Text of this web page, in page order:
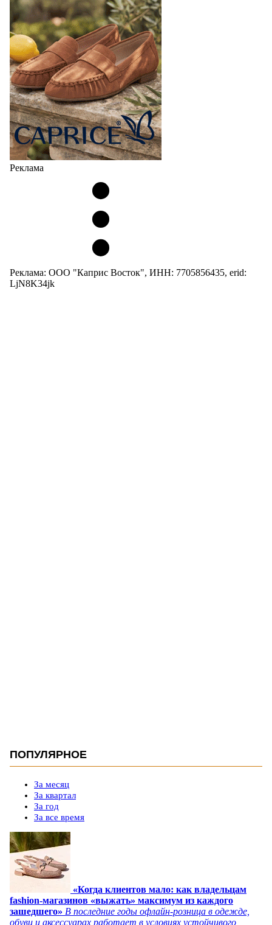
Реклама
Реклама: ООО "Каприс Восток", ИНН: 7705856435, erid:
LjN8K34jk
ПОПУЛЯРНОЕ
За месяц
За квартал
За год
За все время
«Когда клиентов мало: как владельцам
fashion-магазинов «выжать» максимум из каждого
зашедшего» В последние годы офлайн-розница в одежде,
обуви и аксессуарах работает в условиях устойчивого